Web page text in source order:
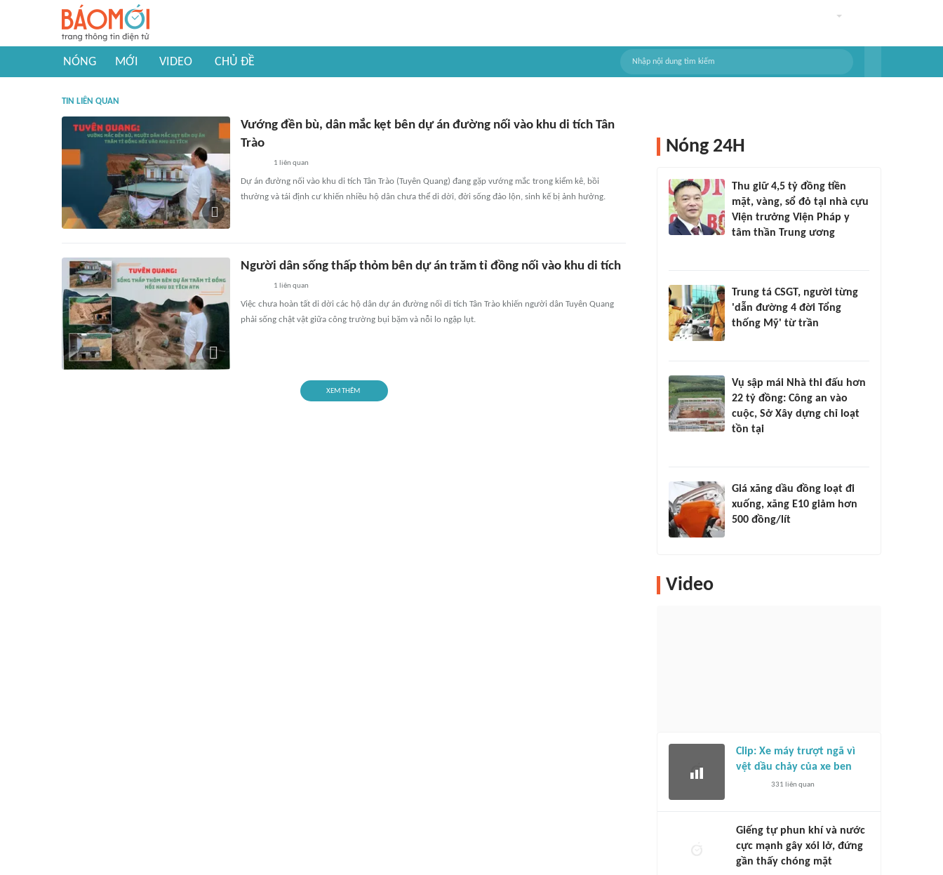
NÓNG MỚI VIDEO CHỦ ĐỀ
TIN LIÊN QUAN
Vướng đền bù, dân mắc kẹt bên dự án đường nối vào khu di tích Tân
Trào
1 liên quan
Dự án đường nối vào khu di tích Tân Trào (Tuyên Quang) đang gặp vướng mắc trong kiểm kê, bồi
thường và tái định cư khiến nhiều hộ dân chưa thể di dời, đời sống đảo lộn, sinh kế bị ảnh hưởng.
Người dân sống thấp thỏm bên dự án trăm tỉ đồng nối vào khu di tích
1 liên quan
Việc chưa hoàn tất di dời các hộ dân dự án đường nối di tích Tân Trào khiến người dân Tuyên Quang
phải sống chật vật giữa công trường bụi bặm và nỗi lo ngập lụt.
XEM THÊM
Nóng 24H
Thu giữ 4,5 tỷ đồng tiền
mặt, vàng, sổ đỏ tại nhà cựu
Viện trưởng Viện Pháp y
tâm thần Trung ương
Trung tá CSGT, người từng
'dẫn đường 4 đời Tổng
thống Mỹ' từ trần
Vụ sập mái Nhà thi đấu hơn
22 tỷ đồng: Công an vào
cuộc, Sở Xây dựng chỉ loạt
tồn tại
Giá xăng dầu đồng loạt đi
xuống, xăng E10 giảm hơn
500 đồng/lít
Video
Clip: Xe máy trượt ngã vì
vệt dầu chảy của xe ben
331 liên quan
Giếng tự phun khí và nước
cực mạnh gây xói lở, đứng
gần thấy chóng mặt